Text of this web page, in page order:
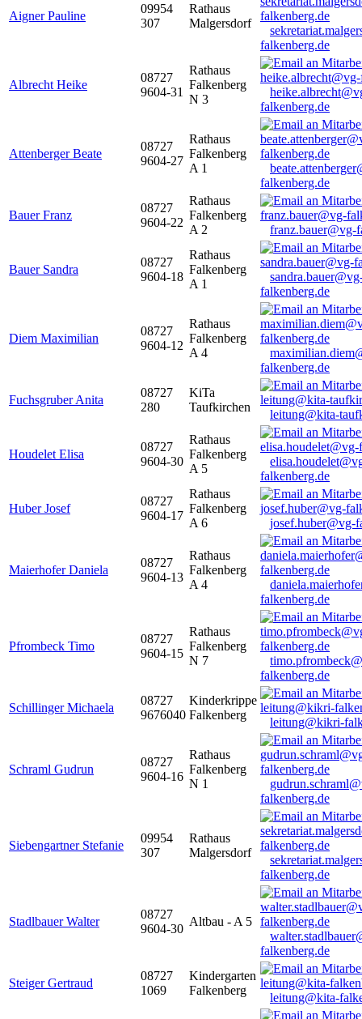
Aigner Pauline
09954
307
Rathaus
Malgersdorf
falkenberg.de
Albrecht Heike
08727
9604-31
Rathaus
Falkenberg
N 3
falkenberg.de
Attenberger Beate
08727
9604-27
Rathaus
Falkenberg
A 1
falkenberg.de
Bauer Franz
08727
9604-22
Rathaus
Falkenberg
A 2
franz.bauer@vg-
Bauer Sandra
08727
9604-18
Rathaus
Falkenberg
A 1
falkenberg.de
Diem Maximilian
08727
9604-12
Rathaus
Falkenberg
A 4
falkenberg.de
Fuchsgruber Anita
08727
280
KiTa
Taufkirchen
leitung@kita-
Houdelet Elisa
08727
9604-30
Rathaus
Falkenberg
A 5
falkenberg.de
Huber Josef
08727
9604-17
Rathaus
Falkenberg
A 6
josef.huber@vg-
Maierhofer Daniela
08727
9604-13
Rathaus
Falkenberg
A 4
falkenberg.de
Pfrombeck Timo
08727
9604-15
Rathaus
Falkenberg
N 7
falkenberg.de
Schillinger Michaela
08727
9676040
Kinderkrippe
Falkenberg
leitung@kikri-
Schraml Gudrun
08727
9604-16
Rathaus
Falkenberg
N 1
falkenberg.de
Siebengartner Stefanie
09954
307
Rathaus
Malgersdorf
falkenberg.de
Stadlbauer Walter
08727
9604-30
Altbau - A 5
falkenberg.de
Steiger Gertraud
08727
1069
Kindergarten
Falkenberg
leitung@kita-